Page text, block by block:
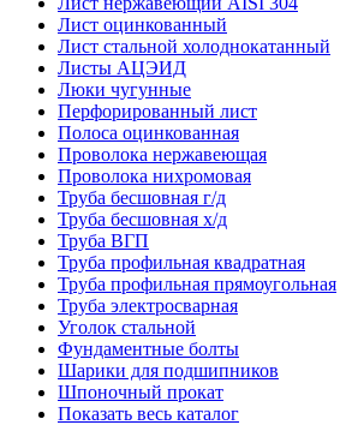
Лист оцинкованный
Лист стальной холоднокатанный
Листы АЦЭИД
Люки чугунные
Перфорированный лист
Полоса оцинкованная
Проволока нержавеющая
Проволока нихромовая
Труба бесшовная г/д
Труба бесшовная х/д
Труба ВГП
Труба профильная квадратная
Труба профильная прямоугольная
Труба электросварная
Уголок стальной
Фундаментные болты
Шарики для подшипников
Шпоночный прокат
Показать весь каталог